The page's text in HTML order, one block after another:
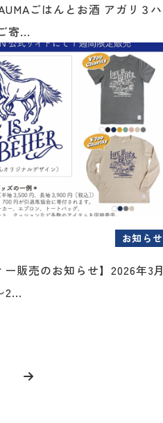
ごはんとお酒 アガリ３ハ
寄...
お知らせ
販売のお知らせ】2026年3月
2...